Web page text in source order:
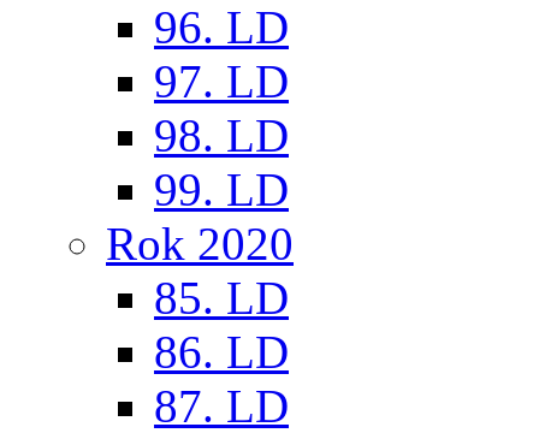
96. LD
97. LD
98. LD
99. LD
Rok 2020
85. LD
86. LD
87. LD